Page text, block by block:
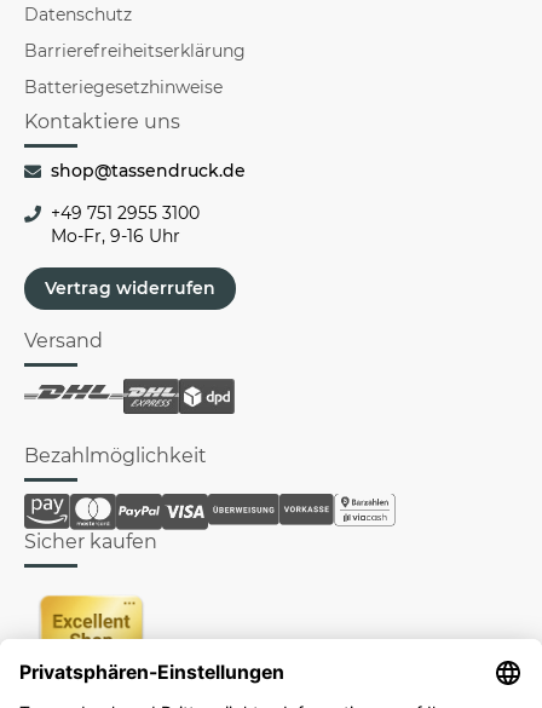
Datenschutz
Barrierefreiheitserklärung
Batteriegesetzhinweise
Kontaktiere uns
shop@tassendruck.de
+49 751 2955 3100
Mo-Fr, 9-16 Uhr
Vertrag widerrufen
Versand
Bezahlmöglichkeit
Sicher kaufen